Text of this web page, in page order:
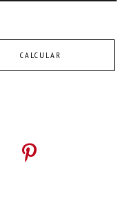
CALCULAR